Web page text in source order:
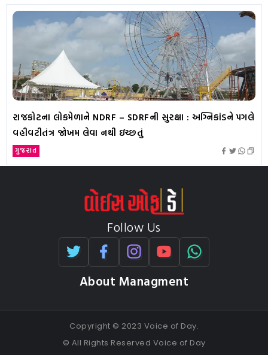
રાજકોટના લોકમેળાને NDRF – SDRFની સુરક્ષા : અગ્નિકાંડને પગલે
વહીવટીતંત્ર જોખમ લેવા નથી ઇચ્છતું
ગુજરાત
Follow Us
About Managment
Copyright © 2023 Voice of Day.
© All Rights Reserved Voice of Day